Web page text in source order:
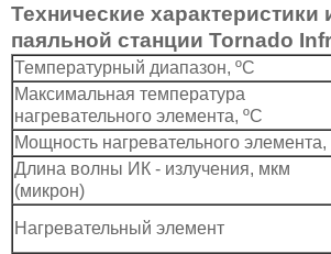
Технические
паяльной станции Tornado
Температурный диапазон, ºC
Максимальная температура
нагревательного элемента, ºC
Мощность нагревательного элемента,
Длина волны ИК - излучения, мкм
(микрон)
Нагревательный элемент